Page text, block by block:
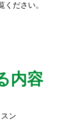
ださい。
内容
ン